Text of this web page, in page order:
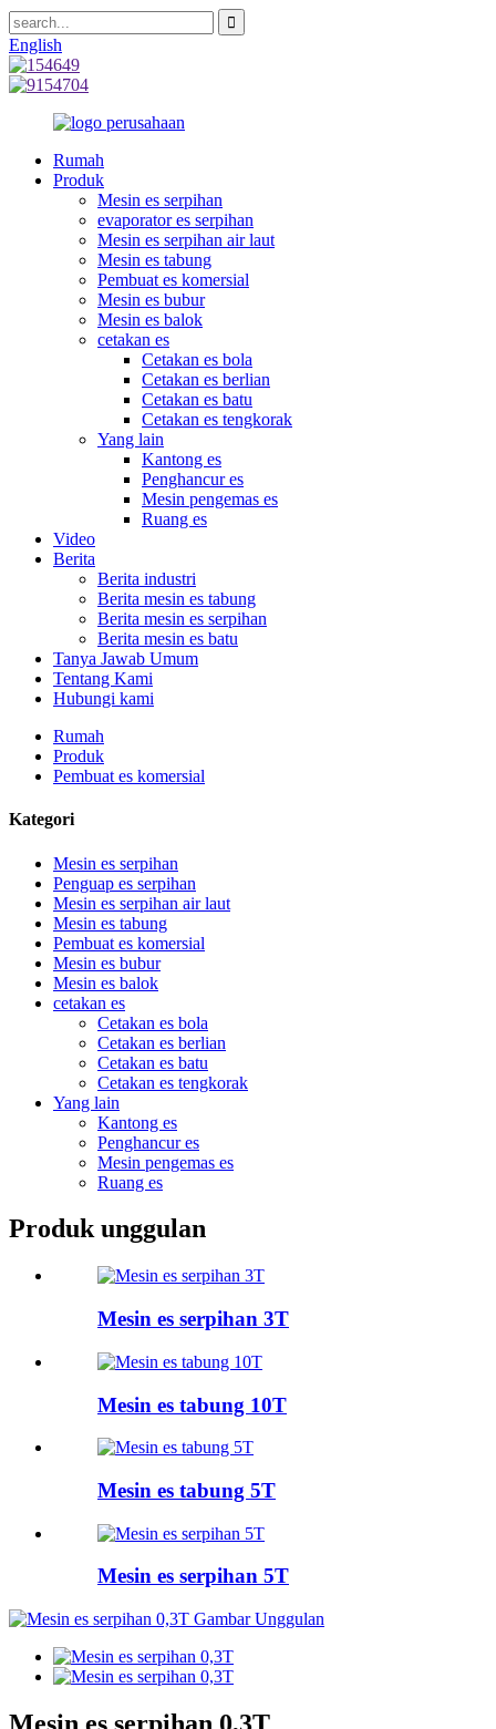
English
Rumah
Produk
Mesin es serpihan
evaporator es serpihan
Mesin es serpihan air laut
Mesin es tabung
Pembuat es komersial
Mesin es bubur
Mesin es balok
cetakan es
Cetakan es bola
Cetakan es berlian
Cetakan es batu
Cetakan es tengkorak
Yang lain
Kantong es
Penghancur es
Mesin pengemas es
Ruang es
Video
Berita
Berita industri
Berita mesin es tabung
Berita mesin es serpihan
Berita mesin es batu
Tanya Jawab Umum
Tentang Kami
Hubungi kami
Rumah
Produk
Pembuat es komersial
Kategori
Mesin es serpihan
Penguap es serpihan
Mesin es serpihan air laut
Mesin es tabung
Pembuat es komersial
Mesin es bubur
Mesin es balok
cetakan es
Cetakan es bola
Cetakan es berlian
Cetakan es batu
Cetakan es tengkorak
Yang lain
Kantong es
Penghancur es
Mesin pengemas es
Ruang es
Produk unggulan
Mesin es serpihan 3T
Mesin es tabung 10T
Mesin es tabung 5T
Mesin es serpihan 5T